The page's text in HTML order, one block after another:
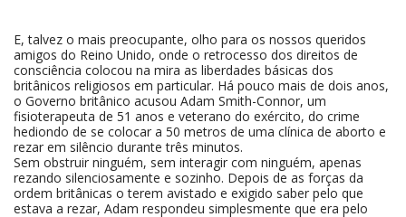
E, talvez o mais preocupante, olho para os nossos queridos
amigos do Reino Unido, onde o retrocesso dos direitos de
consciência colocou na mira as liberdades básicas dos
britânicos religiosos em particular. Há pouco mais de dois anos,
o Governo britânico acusou Adam Smith-Connor, um
fisioterapeuta de 51 anos e veterano do exército, do crime
hediondo de se colocar a 50 metros de uma clínica de aborto e
rezar em silêncio durante três minutos.
Sem obstruir ninguém, sem interagir com ninguém, apenas
rezando silenciosamente e sozinho. Depois de as forças da
ordem britânicas o terem avistado e exigido saber pelo que
estava a rezar, Adam respondeu simplesmente que era pelo